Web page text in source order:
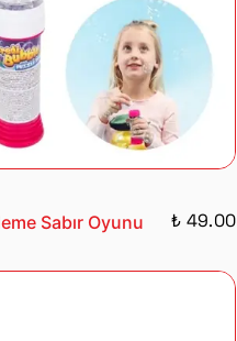
Sabır Oyunu
₺ 49.00